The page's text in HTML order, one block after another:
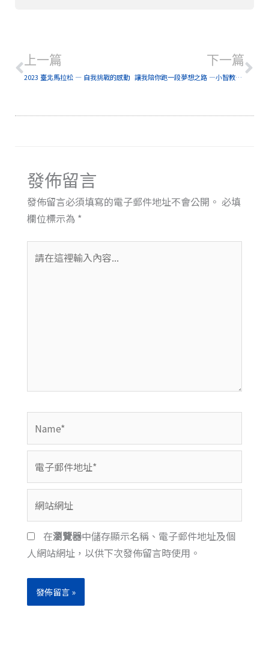
上一篇
2023 臺北馬拉松 — 自我挑戰的感動
下一篇
讓我陪你跑一段夢想之路 —小智教練 RQ 執教成績
發佈留言
發佈留言必須填寫的電子郵件地址不會公開。 必填
欄位標示為 *
在
郵
件
地
址
*
站
網
址
在瀏覽器中儲存顯示名稱、電子郵件地址及個
人網站網址，以供下次發佈留言時使用。